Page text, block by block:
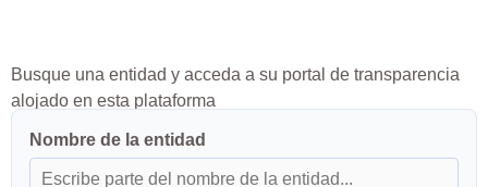
Busque una entidad y acceda a su portal de transparencia
alojado en esta plataforma
Nombre de la entidad